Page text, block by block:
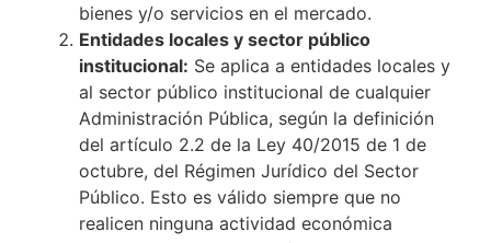
bienes y/o servicios en el mercado.
Entidades locales y sector público
institucional: Se aplica a entidades locales y
al sector público institucional de cualquier
Administración Pública, según la definición
del artículo 2.2 de la Ley 40/2015 de 1 de
octubre, del Régimen Jurídico del Sector
Público. Esto es válido siempre que no
realicen ninguna actividad económica